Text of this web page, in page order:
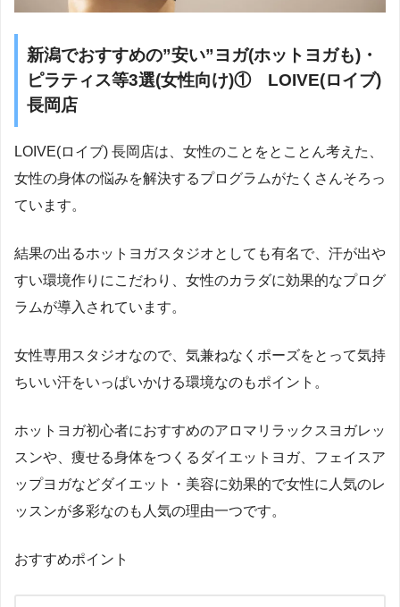
新潟でおすすめの”安い”ヨガ(ホットヨガも)・
ピラティス等3選(女性向け)① LOIVE(ロイブ)
長岡店
LOIVE(ロイブ) 長岡店は、女性のことをとことん考えた、
女性の身体の悩みを解決するプログラムがたくさんそろっ
ています。
結果の出るホットヨガスタジオとしても有名で、汗が出や
すい環境作りにこだわり、女性のカラダに効果的なプログ
ラムが導入されています。
女性専用スタジオなので、気兼ねなくポーズをとって気持
ちいい汗をいっぱいかける環境なのもポイント。
ホットヨガ初心者におすすめのアロマリラックスヨガレッ
スンや、痩せる身体をつくるダイエットヨガ、フェイスア
ップヨガなどダイエット・美容に効果的で女性に人気のレ
ッスンが多彩なのも人気の理由一つです。
おすすめポイント